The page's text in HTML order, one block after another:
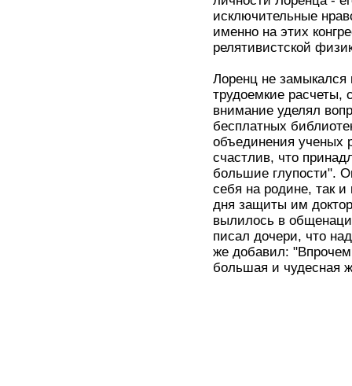
исключительные
именно на этих
релятивистской
Лоренц не замыкался
трудоемкие
внимание уделял
бесплатных
объединения ученых
счастлив, что
большие глупости".
себя на родине, так и
дня защиты им
вылилось в
писал дочери, что
же добавил:
большая и чудесная